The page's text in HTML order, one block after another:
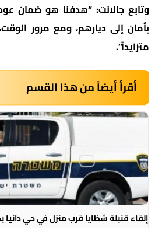
وتابع جالانت: “هدفنا هو ضمان
بأمان إلى ديارهم، ومع مرور
متزايداً”.
أقرأ أيضاً من هذا القسم
إلقاء قنبلة شظايا قرب منزل في حي دانيا